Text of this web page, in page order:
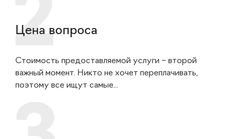
Цена вопроса
Стоимость предоставляемой услуги – второй
важный момент. Никто не хочет переплачивать,
поэтому все ищут самые...